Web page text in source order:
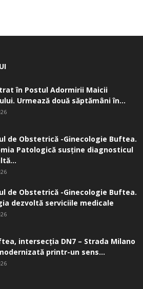
în Postul Adormirii Maicii
Urmează două săptămâni în...
de Obstetrică -Ginecologie Buftea.
Patologică susţine diagnosticul
de Obstetrică -Ginecologie Buftea.
dezvoltă serviciile medicale
intersecţia DN7 – Strada Milano
printr-un sens...